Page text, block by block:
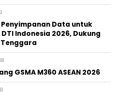
Penyimpanan Data untuk
Indonesia 2026, Dukung
Tenggara
GSMA M360 ASEAN 2026